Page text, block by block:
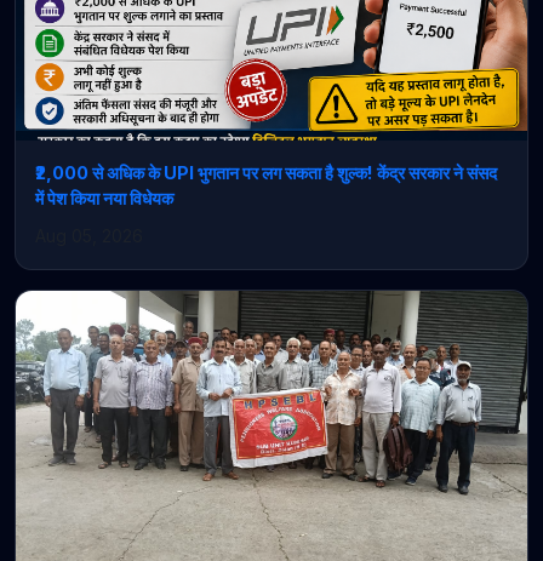
₹2,000 से अधिक के UPI भुगतान पर लग सकता है शुल्क! केंद्र सरकार ने संसद
में पेश किया नया विधेयक